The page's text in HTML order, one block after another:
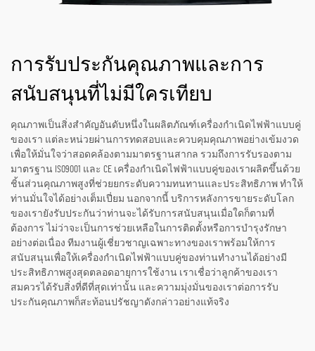
การรับประกันคุณภาพและการ
สนับสนุนที่ไม่มีใครเทียบ
คุณภาพเป็นสิ่งสำคัญอันดับหนึ่งในผลิตภัณฑ์เครื่องกำเนิดไฟฟ้าแบบคู่
ของเรา แต่ละหน่วยผ่านการทดสอบและควบคุมคุณภาพอย่างเข้มงวด
เพื่อให้มั่นใจว่าสอดคล้องตามมาตรฐานสากล รวมถึงการรับรองตาม
มาตรฐาน ISO9001 และ CE เครื่องกำเนิดไฟฟ้าแบบคู่ของเราผลิตขึ้นด้วย
ชิ้นส่วนคุณภาพสูงที่ช่วยยกระดับความทนทานและประสิทธิภาพ ทำให้
ท่านมั่นใจได้อย่างเต็มเปี่ยม นอกจากนี้ บริการหลังการขายระดับโลก
ของเรายังรับประกันว่าท่านจะได้รับการสนับสนุนเมื่อใดก็ตามที่
ต้องการ ไม่ว่าจะเป็นการช่วยเหลือในการติดตั้งหรือการบำรุงรักษา
อย่างต่อเนื่อง ทีมงานผู้เชี่ยวชาญเฉพาะทางของเราพร้อมให้การ
สนับสนุนเพื่อให้เครื่องกำเนิดไฟฟ้าแบบคู่ของท่านทำงานได้อย่างมี
ประสิทธิภาพสูงสุดตลอดอายุการใช้งาน เราเชื่อว่าลูกค้าของเรา
สมควรได้รับสิ่งที่ดีที่สุดเท่านั้น และความมุ่งมั่นของเราต่อการรับ
ประกันคุณภาพก็สะท้อนปรัชญาดังกล่าวอย่างแท้จริง